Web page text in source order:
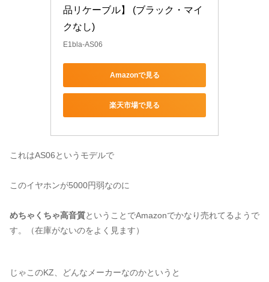
品リケーブル】 (ブラック・マイ
クなし)
E1bla-AS06
Amazonで見る
楽天市場で見る
これはAS06というモデルで
このイヤホンが5000円弱なのに
めちゃくちゃ高音質ということでAmazonでかなり売れてるようで
す。（在庫がないのをよく見ます）
じゃこのKZ、どんなメーカーなのかというと